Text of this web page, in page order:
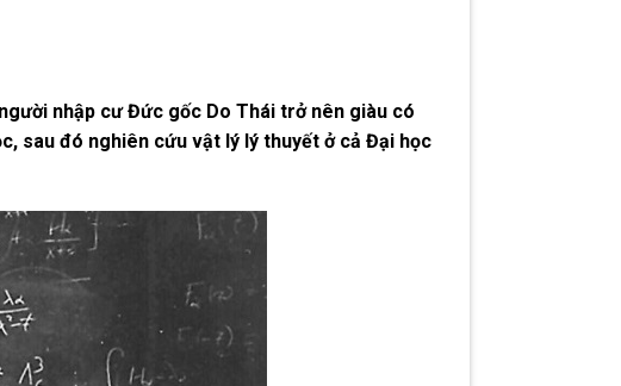
nhập cư Đức gốc Do Thái trở nên giàu có
sau đó nghiên cứu vật lý lý thuyết ở cả Đại học